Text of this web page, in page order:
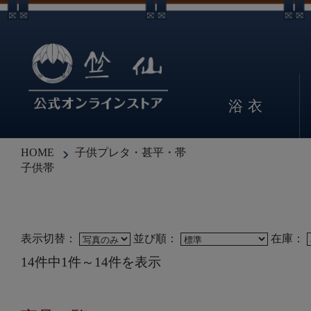
浴衣
HOME
子供プレタ・甚平・帯
子供帯
表示切替： 並び順： 在庫：
14件中1件～14件を表示